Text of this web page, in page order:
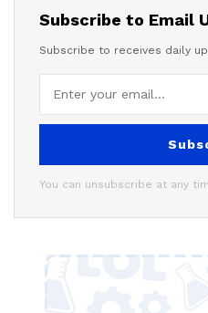
Subscribe to Email
Subscribe to receives daily
You can unsubscribe at any